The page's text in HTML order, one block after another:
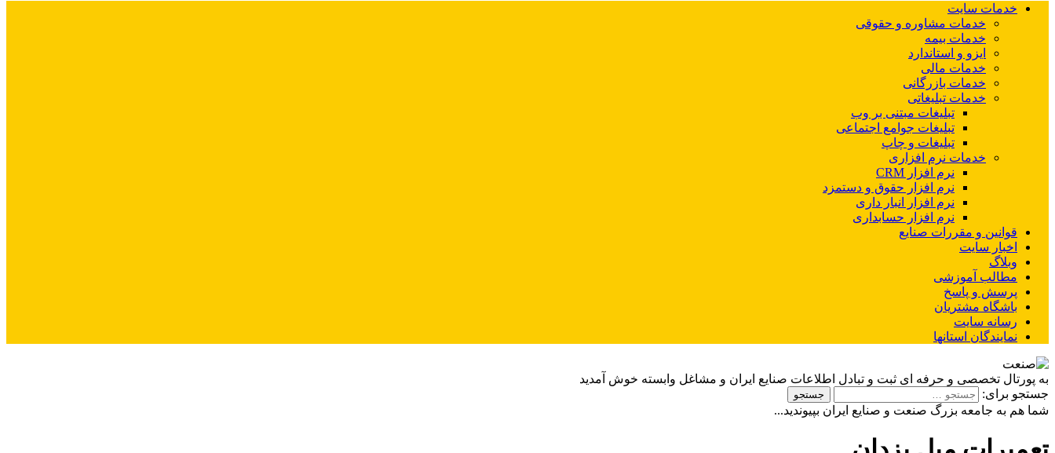
خدمات سایت
خدمات مشاوره و حقوقی
خدمات بیمه
ایزو و استاندارد
خدمات مالی
خدمات بازرگانی
خدمات تبلیغاتی
تبلیغات مبتنی بر وب
تبلیغات جوامع اجتماعی
تبلیغات و چاپ
خدمات نرم افزاری
نرم افزار CRM
نرم افزار حقوق و دستمزد
نرم افزار انبار داری
نرم افزار حسابداری
قوانین و مقررات صنایع
اخبار سایت
وبلاگ
مطالب آموزشی
پرسش و پاسخ
باشگاه مشتریان
رسانه سایت
نمایندگان استانها
به پورتال تخصصی و حرفه ای ثبت و تبادل اطلاعات صنایع ایران و مشاغل وابسته خوش آمدید
جستجو برای:
شما هم به جامعه بزرگ صنعت و صنایع ایران بپیوندید...